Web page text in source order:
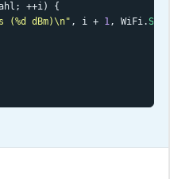
++i) {
(%d dBm)\n" , i + 1, WiFi.SSID